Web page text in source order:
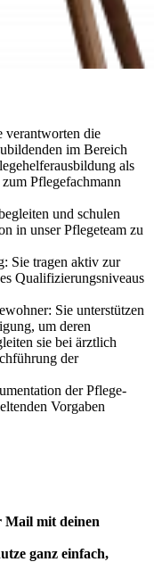
verantworten die
im Bereich
als
Pflegefachmann
und schulen
in unser Pflegeteam zu
Sie tragen aktiv zur
Qualifizierungsniveaus
Sie unterstützen
um deren
sie bei ärztlich
der
der Pflege-
Vorgaben
Mail mit deinen
ganz einfach,